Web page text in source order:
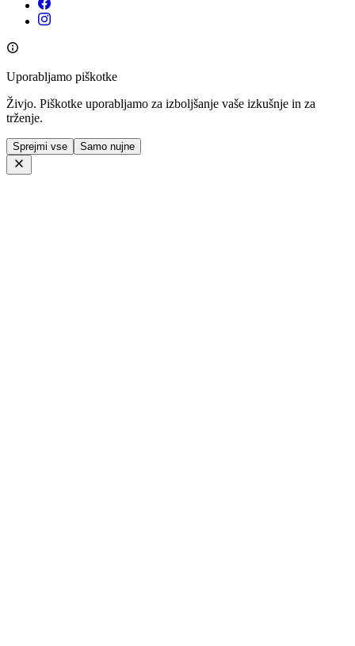
Uporabljamo piškotke
Živjo. Piškotke uporabljamo za izboljšanje vaše izkušnje in za
trženje.
Sprejmi vse Samo nujne